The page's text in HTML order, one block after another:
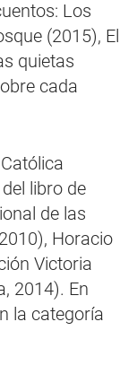
Los
(2015), El
quietas
cada
libro de
de las
Horacio
Victoria
2014). En
la categoría